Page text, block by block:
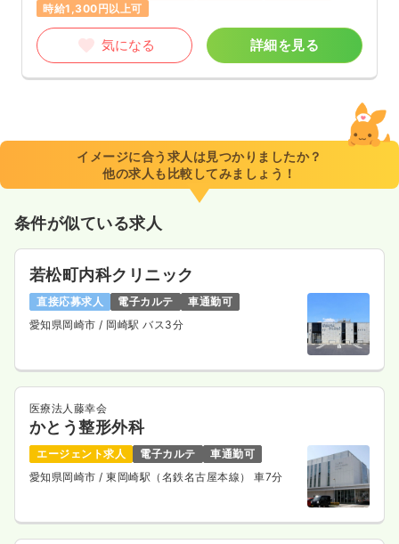
時給1,300円以上可
気になる 詳細を見る
イメージに合う求人は見つかりましたか？
他の求人も比較してみましょう！
条件が似ている求人
若松町内科クリニック
直接応募求人 電子カルテ
車通勤可
愛知県岡崎市/ 岡崎駅 バス3分
医療法人藤幸会
かとう整形外科
エージェント求人 電子カルテ
車通勤可
愛知県岡崎市/ 東岡崎駅（名鉄名古屋本線） 車7分